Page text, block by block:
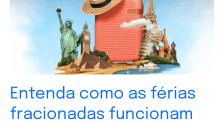
Entenda como as férias
fracionadas funcionam
trabalhista